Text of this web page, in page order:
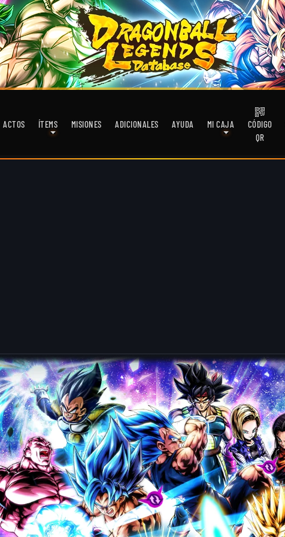
ACTOS ÍTEMS MISIONES ADICIONALES AYUDA MI CAJA
CÓDIGO
QR